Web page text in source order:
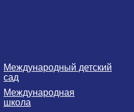
Международная
школа
Международный детский
сад